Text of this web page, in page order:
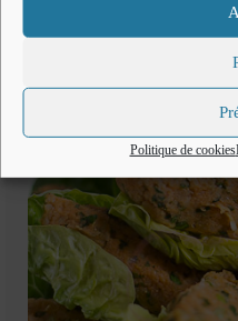
Politique de cookies